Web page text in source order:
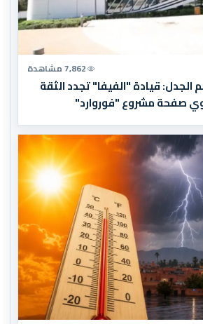
7,862 مشاهدة
الجدل: قيادة "الفيفا" تجدد الثقة
صفحة مشروع "فوروارد"